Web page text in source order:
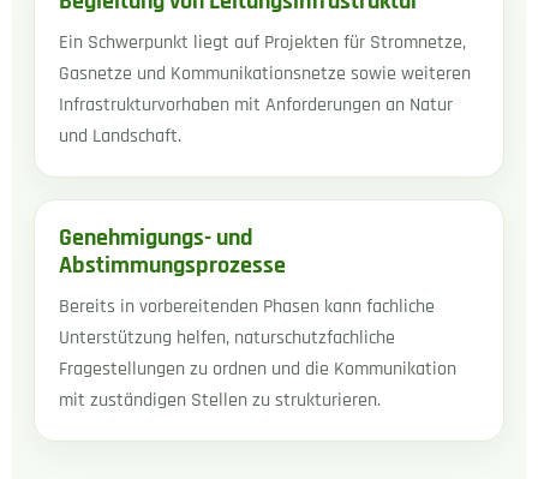
Ein Schwerpunkt liegt auf Projekten für Stromnetze,
Gasnetze und Kommunikationsnetze sowie weiteren
Infrastrukturvorhaben mit Anforderungen an Natur
und Landschaft.
Genehmigungs- und
Abstimmungsprozesse
Bereits in vorbereitenden Phasen kann fachliche
Unterstützung helfen, naturschutzfachliche
Fragestellungen zu ordnen und die Kommunikation
mit zuständigen Stellen zu strukturieren.